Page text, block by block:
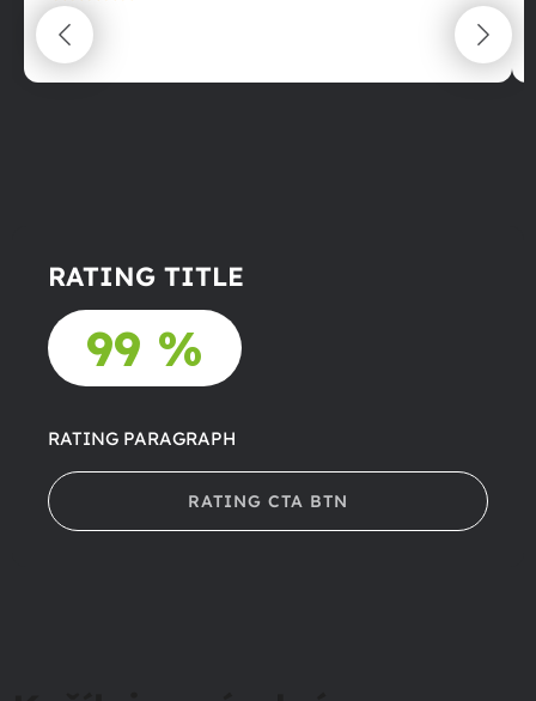
maximální spokojenost
22.06.2025
RATING TITLE
99 %
RATING PARAGRAPH
RATING CTA BTN